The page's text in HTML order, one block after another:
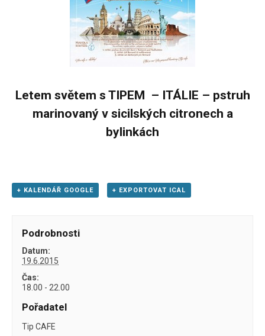
Letem světem s TIPEM – ITÁLIE – pstruh
marinovaný v sicilských citronech a
bylinkách
+ KALENDÁŘ GOOGLE + EXPORTOVAT ICAL
Podrobnosti
Datum:
19.6.2015
Čas:
18.00 - 22.00
Pořadatel
Tip CAFE